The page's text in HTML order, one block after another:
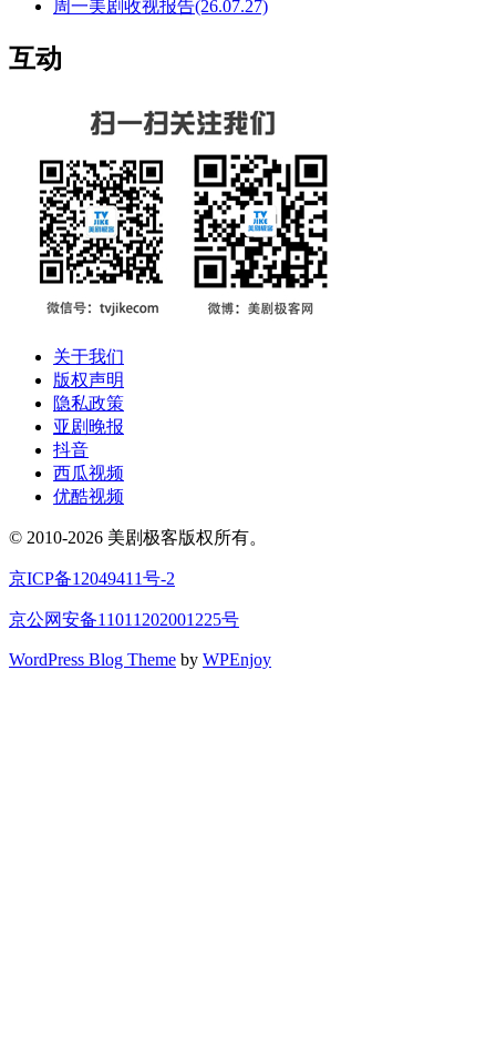
周一美剧收视报告(26.07.27)
互动
关于我们
版权声明
隐私政策
亚剧晚报
抖音
西瓜视频
优酷视频
© 2010-2026 美剧极客版权所有。
京ICP备12049411号-2
京公网安备11011202001225号
WordPress Blog Theme by WPEnjoy